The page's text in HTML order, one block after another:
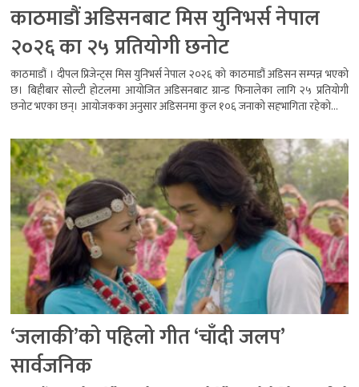
काठमाडौं अडिसनबाट मिस युनिभर्स नेपाल
२०२६ का २५ प्रतियोगी छनोट
काठमाडौं । दीपल प्रिजेन्ट्स मिस युनिभर्स नेपाल २०२६ को काठमाडौं अडिसन सम्पन्न भएको
छ। बिहीबार सोल्टी होटलमा आयोजित अडिसनबाट ग्रान्ड फिनालेका लागि २५ प्रतियोगी
छनोट भएका छन्। आयोजकका अनुसार अडिसनमा कुल १०६ जनाको सहभागिता रहेको...
‘जलाकी’को पहिलो गीत ‘चाँदी जलप’
सार्वजनिक